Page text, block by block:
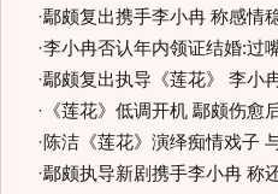
·鄢颇复出携手李小冉 称感情
·李小冉否认年内领证结婚:过
·鄢颇复出执导《莲花》 李小
· 《莲花》低调开机 鄢颇伤愈
·陈洁《莲花》演绎痴情戏子
·鄢颇执导新剧携手李小冉 称